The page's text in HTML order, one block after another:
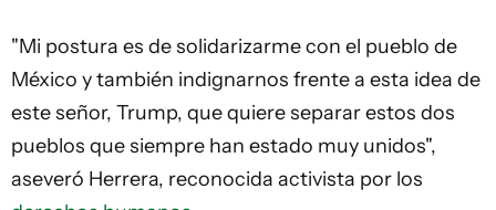
"Mi postura es de solidarizarme con el pueblo de
México y también indignarnos frente a esta idea de
este señor, Trump, que quiere separar estos dos
pueblos que siempre han estado muy unidos",
aseveró Herrera, reconocida activista por los